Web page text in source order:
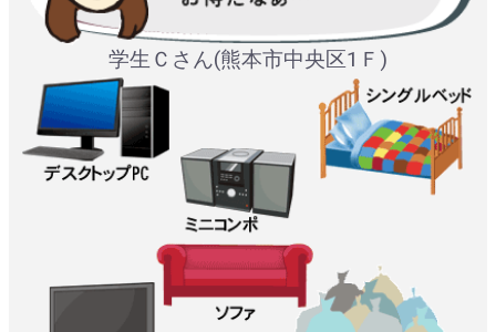
学生Ｃさん(熊本市中央区1Ｆ)